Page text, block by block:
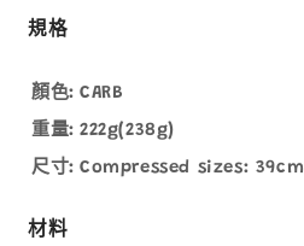
數
減
少
加
規格
顏色: CARB
重量: 222g(238g)
尺寸: Compressed sizes: 39cm
材料